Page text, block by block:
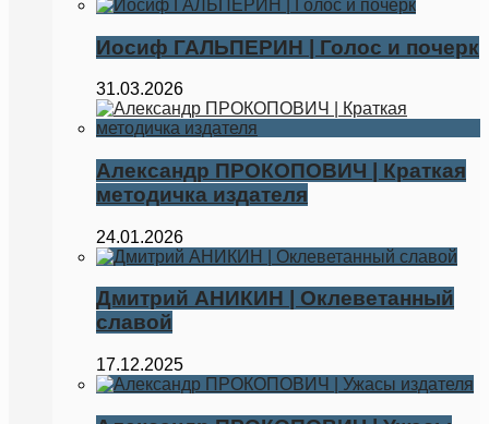
Иосиф ГАЛЬПЕРИН | Голос и почерк
31.03.2026
Александр ПРОКОПОВИЧ | Краткая
методичка издателя
24.01.2026
Дмитрий АНИКИН | Оклеветанный
славой
17.12.2025